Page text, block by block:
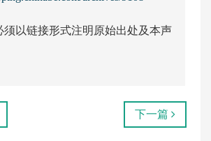
须以链接形式注明原始出处及本声
下一篇